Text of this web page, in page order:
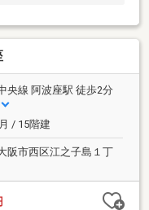
央線 阿波座駅 徒歩2分
/ 15階建
阪市西区江之子島１丁